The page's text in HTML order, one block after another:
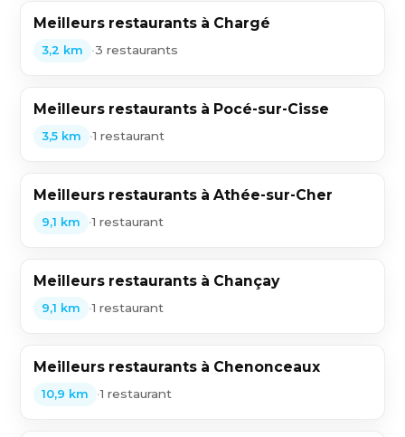
Meilleurs restaurants à Chargé
3,2 km •3 restaurants
Meilleurs restaurants à Pocé-sur-Cisse
3,5 km •1 restaurant
Meilleurs restaurants à Athée-sur-Cher
9,1 km •1 restaurant
Meilleurs restaurants à Chançay
9,1 km •1 restaurant
Meilleurs restaurants à Chenonceaux
10,9 km •1 restaurant